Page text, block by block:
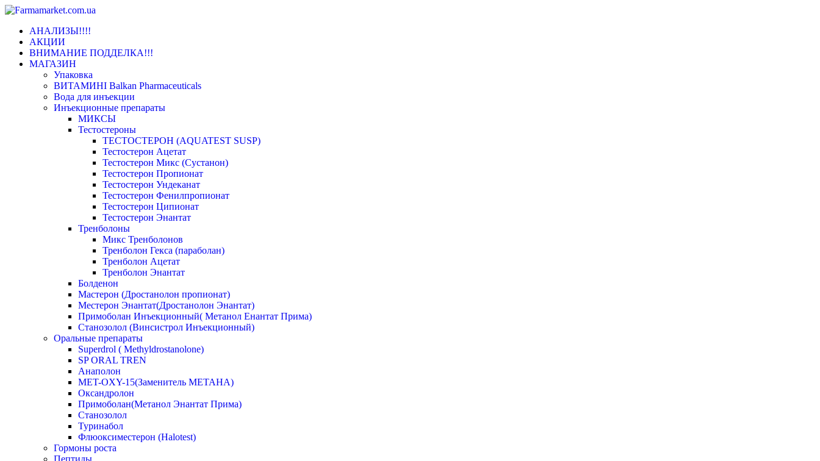
навигациюАНАЛИЗЫ!!!!
АКЦИИ
ВНИМАНИЕ ПОДДЕЛКА!!!
МАГАЗИН
Упаковка
ВИТАМИНІ Balkan Pharmaceuticals
Вода для инъекции
Инъeкциoнныe препараты
МИКСЫ
Тестостероны
ТЕСТОСТЕРОН (AQUATEST SUSP)
Тестостерон Ацетат
Тестостерон Микс (Сустанон)
Тестостерон Пропионат
Тестостерон Ундеканат
Тестостерон Фенилпропионат
Тестостерон Ципионат
Тестостерон Энантат
Тренболоны
Микс Тренболонов
Тренболон Гекса (параболан)
Тренболон Ацетат
Тренболон Энантат
Болденон
Мастерон (Дростанолон пропионат)
Местерон Энантат(Дростанолон Энантат)
Примоболан Инъекционный( Метанол Енантат Прима)
Станозолол (Винсистрол Инъекционный)
Оральные препараты
Superdrol ( Methyldrostanolone)
SP ORAL TREN
Анаполон
MET-OXY-15(Заменитель МЕТАНА)
Оксандролон
Примоболан(Метанол Энантат Прима)
Станoзолол
Туринабол
Флюоксиместерон (Halotest)
Гормоны роста
Пептиды